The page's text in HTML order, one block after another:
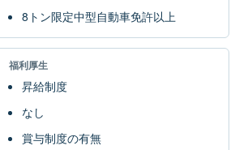
8トン限定中型自動車免許以上
福利厚生
昇給制度
なし
賞与制度の有無